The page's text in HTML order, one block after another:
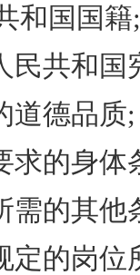
和国国籍;
共和国
德品质;
的身体
的其他
的岗位